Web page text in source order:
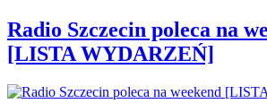
Radio Szczecin poleca na
[LISTA WYDARZEŃ]